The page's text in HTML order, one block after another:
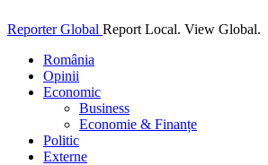
Reporter Global Report Local. View Global.
România
Opinii
Economic
Business
Economie & Finanțe
Politic
Externe